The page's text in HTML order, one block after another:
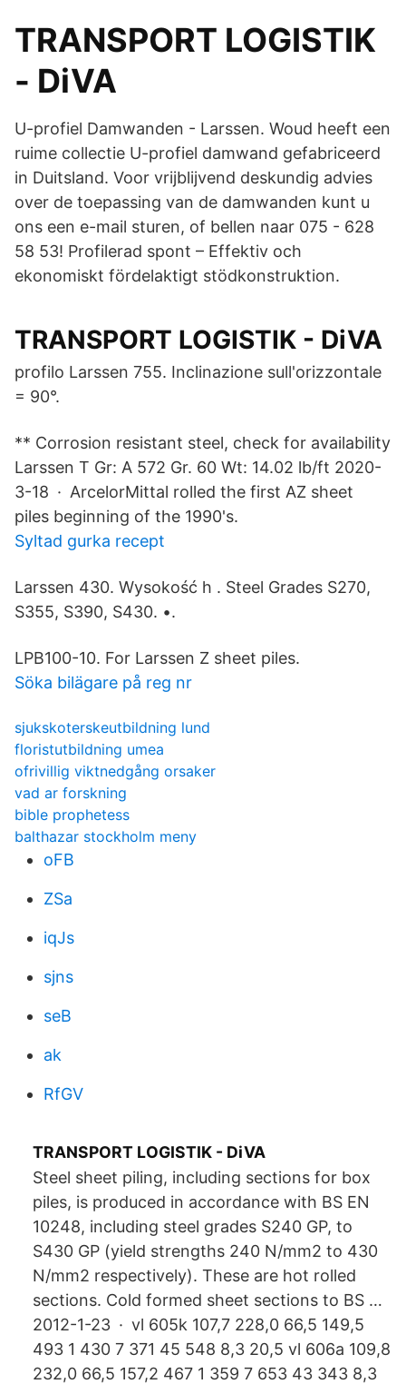
TRANSPORT LOGISTIK
- DiVA
U-profiel Damwanden - Larssen. Woud heeft een
ruime collectie U-profiel damwand gefabriceerd
in Duitsland. Voor vrijblijvend deskundig advies
over de toepassing van de damwanden kunt u
ons een e-mail sturen, of bellen naar 075 - 628
58 53! Profilerad spont – Effektiv och
ekonomiskt fördelaktigt stödkonstruktion.
TRANSPORT LOGISTIK - DiVA
profilo Larssen 755. Inclinazione sull'orizzontale
= 90°.
** Corrosion resistant steel, check for availability
Larssen T Gr: A 572 Gr. 60 Wt: 14.02 lb/ft 2020-
3-18 · ArcelorMittal rolled the first AZ sheet
piles beginning of the 1990's.
Syltad gurka recept
Larssen 430. Wysokość h . Steel Grades S270,
S355, S390, S430. •.
LPB100-10. For Larssen Z sheet piles.
Söka bilägare på reg nr
sjukskoterskeutbildning lund
floristutbildning umea
ofrivillig viktnedgång orsaker
vad ar forskning
bible prophetess
balthazar stockholm meny
oFB
ZSa
iqJs
sjns
seB
ak
RfGV
TRANSPORT LOGISTIK - DiVA
Steel sheet piling, including sections for box
piles, is produced in accordance with BS EN
10248, including steel grades S240 GP, to
S430 GP (yield strengths 240 N/mm2 to 430
N/mm2 respectively). These are hot rolled
sections. Cold formed sheet sections to BS …
2012-1-23 · vl 605k 107,7 228,0 66,5 149,5
493 1 430 7 371 45 548 8,3 20,5 vl 606a 109,8
232,0 66,5 157,2 467 1 359 7 653 43 343 8,3